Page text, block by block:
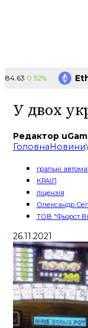
0.52%
У двох
Редактор
ГоловнаНовини
гральні
КРАІЛ
ліцензія
Олександр
ТОВ "Фьорст
26.11.2021